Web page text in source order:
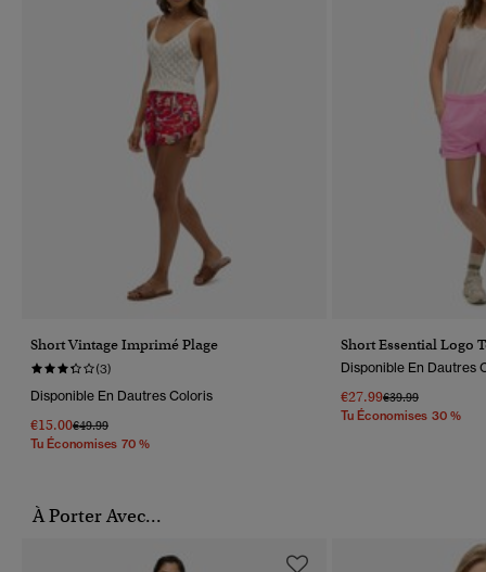
Short Vintage Imprimé Plage
(3)
Disponible En Dautres Coloris
€15.00Prix Réduit De
€49.99À
Tu Économises 70 %
Short Essential Logo
Disponible En Dautres
€27.99Prix Réduit De
€39.99À
Tu Économises 30 %
À Porter Avec...